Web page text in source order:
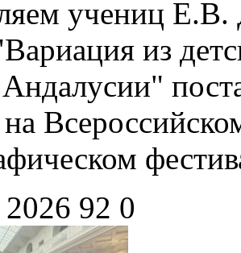
учениц Е.В.
из
92 0